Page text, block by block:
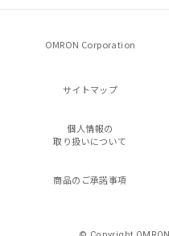
OMRON Corporation
サイトマップ
個人情報の
取り扱いについて
商品のご承諾事項